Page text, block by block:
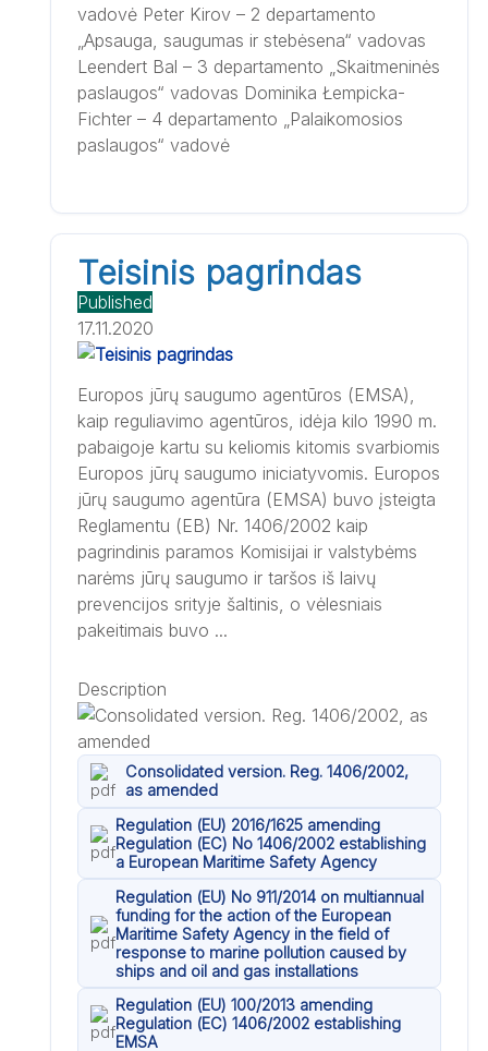
vadovė Peter Kirov – 2 departamento
„Apsauga, saugumas ir stebėsena“ vadovas
Leendert Bal – 3 departamento „Skaitmeninės
paslaugos“ vadovas Dominika Łempicka-
Fichter – 4 departamento „Palaikomosios
paslaugos“ vadovė
Teisinis pagrindas
Published
17.11.2020
Europos jūrų saugumo agentūros (EMSA),
kaip reguliavimo agentūros, idėja kilo 1990 m.
pabaigoje kartu su keliomis kitomis svarbiomis
Europos jūrų saugumo iniciatyvomis. Europos
jūrų saugumo agentūra (EMSA) buvo įsteigta
Reglamentu (EB) Nr. 1406/2002 kaip
pagrindinis paramos Komisijai ir valstybėms
narėms jūrų saugumo ir taršos iš laivų
prevencijos srityje šaltinis, o vėlesniais
pakeitimais buvo ...
Description
Consolidated version. Reg. 1406/2002,
as amended
Regulation (EU) 2016/1625 amending
Regulation (EC) No 1406/2002 establishing
a European Maritime Safety Agency
Regulation (EU) No 911/2014 on multiannual
funding for the action of the European
Maritime Safety Agency in the field of
response to marine pollution caused by
ships and oil and gas installations
Regulation (EU) 100/2013 amending
Regulation (EC) 1406/2002 establishing
EMSA